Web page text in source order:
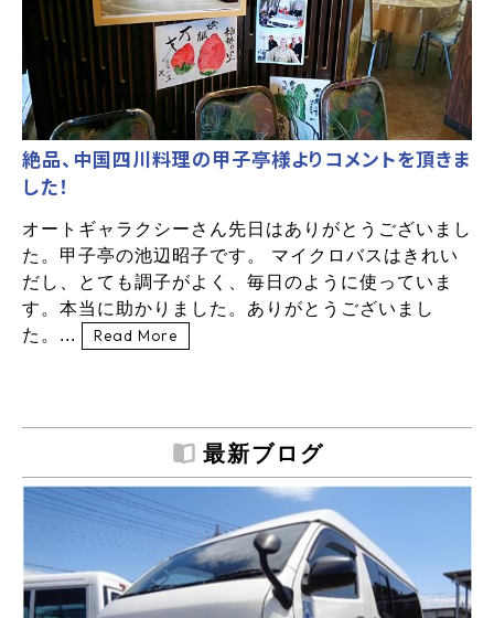
絶品、中国四川料理の甲子亭様よりコメントを頂きま
した！
オートギャラクシーさん先日はありがとうございまし
た。甲子亭の池辺昭子です。 マイクロバスはきれい
だし、とても調子がよく、毎日のように使っていま
す。本当に助かりました。ありがとうございまし
た。...
Read More
最新ブログ